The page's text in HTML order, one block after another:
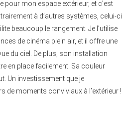
pour mon espace extérieur, et c’est
à d’autres systèmes, celui-ci
beaucoup le rangement. Je l’utilise
de cinéma plein air, et il offre une
du ciel. De plus, son installation
en place facilement. Sa couleur
Un investissement que je
de moments conviviaux à l’extérieur !